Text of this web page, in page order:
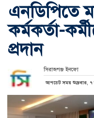
এনডিপিতে
কর্মকর্তা-
প্রদান
সিরাজগঞ্জ ইনফো
আপডেট সময় শুক্রবার,